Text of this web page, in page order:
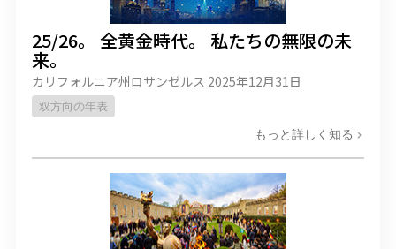
25/26。 全黄金時代。 私たちの無限の未
来。
カリフォルニア州ロサンゼルス 2025年12月31日
双方向の年表
もっと詳しく知る